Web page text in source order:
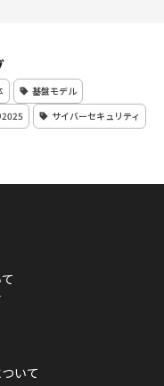
基盤モデル
サイバーセキュリティ
いて